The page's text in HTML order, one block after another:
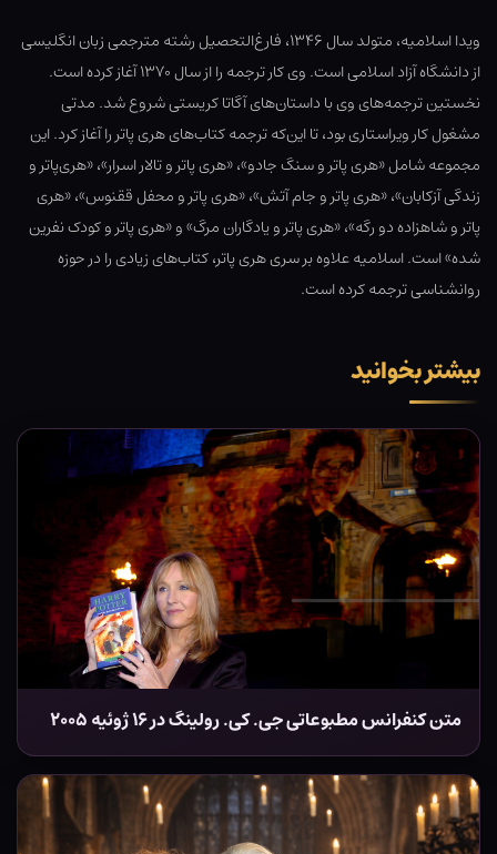
ویدا اسلامیه، متولد سال ۱۳۴۶، فارغ‌التحصیل رشته مترجمی زبان انگلیسی
از دانشگاه آزاد اسلامی است. وی کار ترجمه را از سال ۱۳۷۰ آغاز کرده است.
نخستین ترجمه‌‏های وی با داستان‏‌های آگاتا کریستی شروع شد. مدتی
مشغول کار ویراستاری بود، تا این‌‏که ترجمه کتاب‌های هری پاتر را آغاز کرد. این
مجموعه شامل «هری پاتر و سنگ جادو»، «هری پاتر و تالار اسرار»، «هری‌پاتر و
زندگی آزکابان»، «هری پاتر و جام آتش»، «هری پاتر و محفل ققنوس»، «هری
پاتر و شاهزاده دو رگه»، «هری پاتر و یادگاران مرگ» و «هری پاتر و کودک نفرین
شده» است. اسلامیه علاوه بر سری هری پاتر، کتاب‌‏های زیادی را در حوزه
روانشناسی ترجمه کرده ‌است.
بیشتر بخوانید
متن کنفرانس مطبوعاتی جی. کی. رولینگ در ۱۶ ژوئیه ۲۰۰۵